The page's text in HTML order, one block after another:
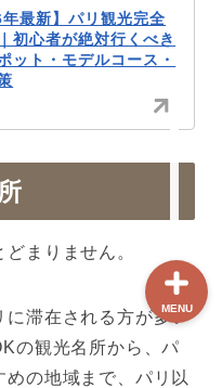
年最新】パリ観光完全
初心者が絶対行くべき
ット・モデルコース・
まりません。
に滞在される方が多い
の観光名所から、パ
めの地域まで、パリ以
MENU
パリ治安情報
定クーポン
て